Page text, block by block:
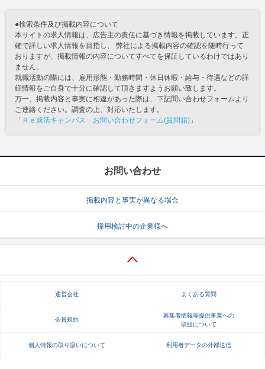
●検索条件及び掲載内容について
本サイトの求人情報は、広告主の責任に基づき情報を掲載しています。正
確で詳しい求人情報を目指し、 弊社による掲載内容の確認を随時行って
おりますが、掲載情報の内容についてすべてを保証しているわけではあり
ません。
就職活動の際には、雇用形態・勤務時間・休日休暇・給与・待遇などの詳
細情報をご自身で十分に確認して頂きますようお願い致します。
万一、掲載内容と事実に相違があった際は、下記問い合わせフォームより
ご連絡ください。調査の上、対応いたします。
「 Ｒｅ就活キャンパス お問い合わせフォーム(質問箱) 」
お問い合わせ
掲載内容と事実が異なる場合
採用検討中の企業様へ
運営会社 よくある質問
会員規約
募集者情報等提供事業への
取組について
個人情報の取り扱いについて 利用者データの外部送信